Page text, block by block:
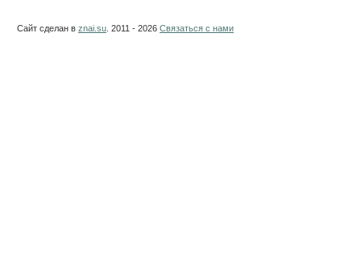
Сайт сделан в znai.su . 2011 - 2026 Связаться с нами